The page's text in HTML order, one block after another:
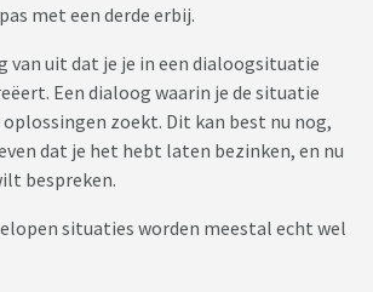
met een derde erbij.
van uit dat je je in een dialoogsituatie
Een dialoog waarin je de situatie
zoekt. Dit kan best nu nog,
dat je het hebt laten bezinken, en nu
bespreken.
situaties worden meestal echt wel